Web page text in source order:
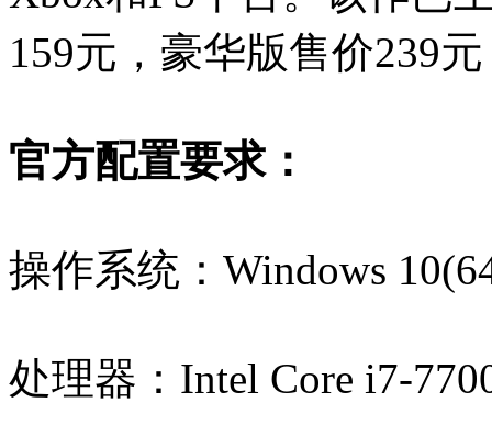
159元，豪华版售价239
官方配置要求：
操作系统：Windows
处理器：Intel Core i7-